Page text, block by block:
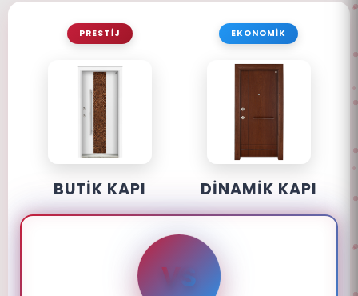
PRESTİJ
BUTİK KAPI
EKONOMİK
DİNAMİK KAPI
VS